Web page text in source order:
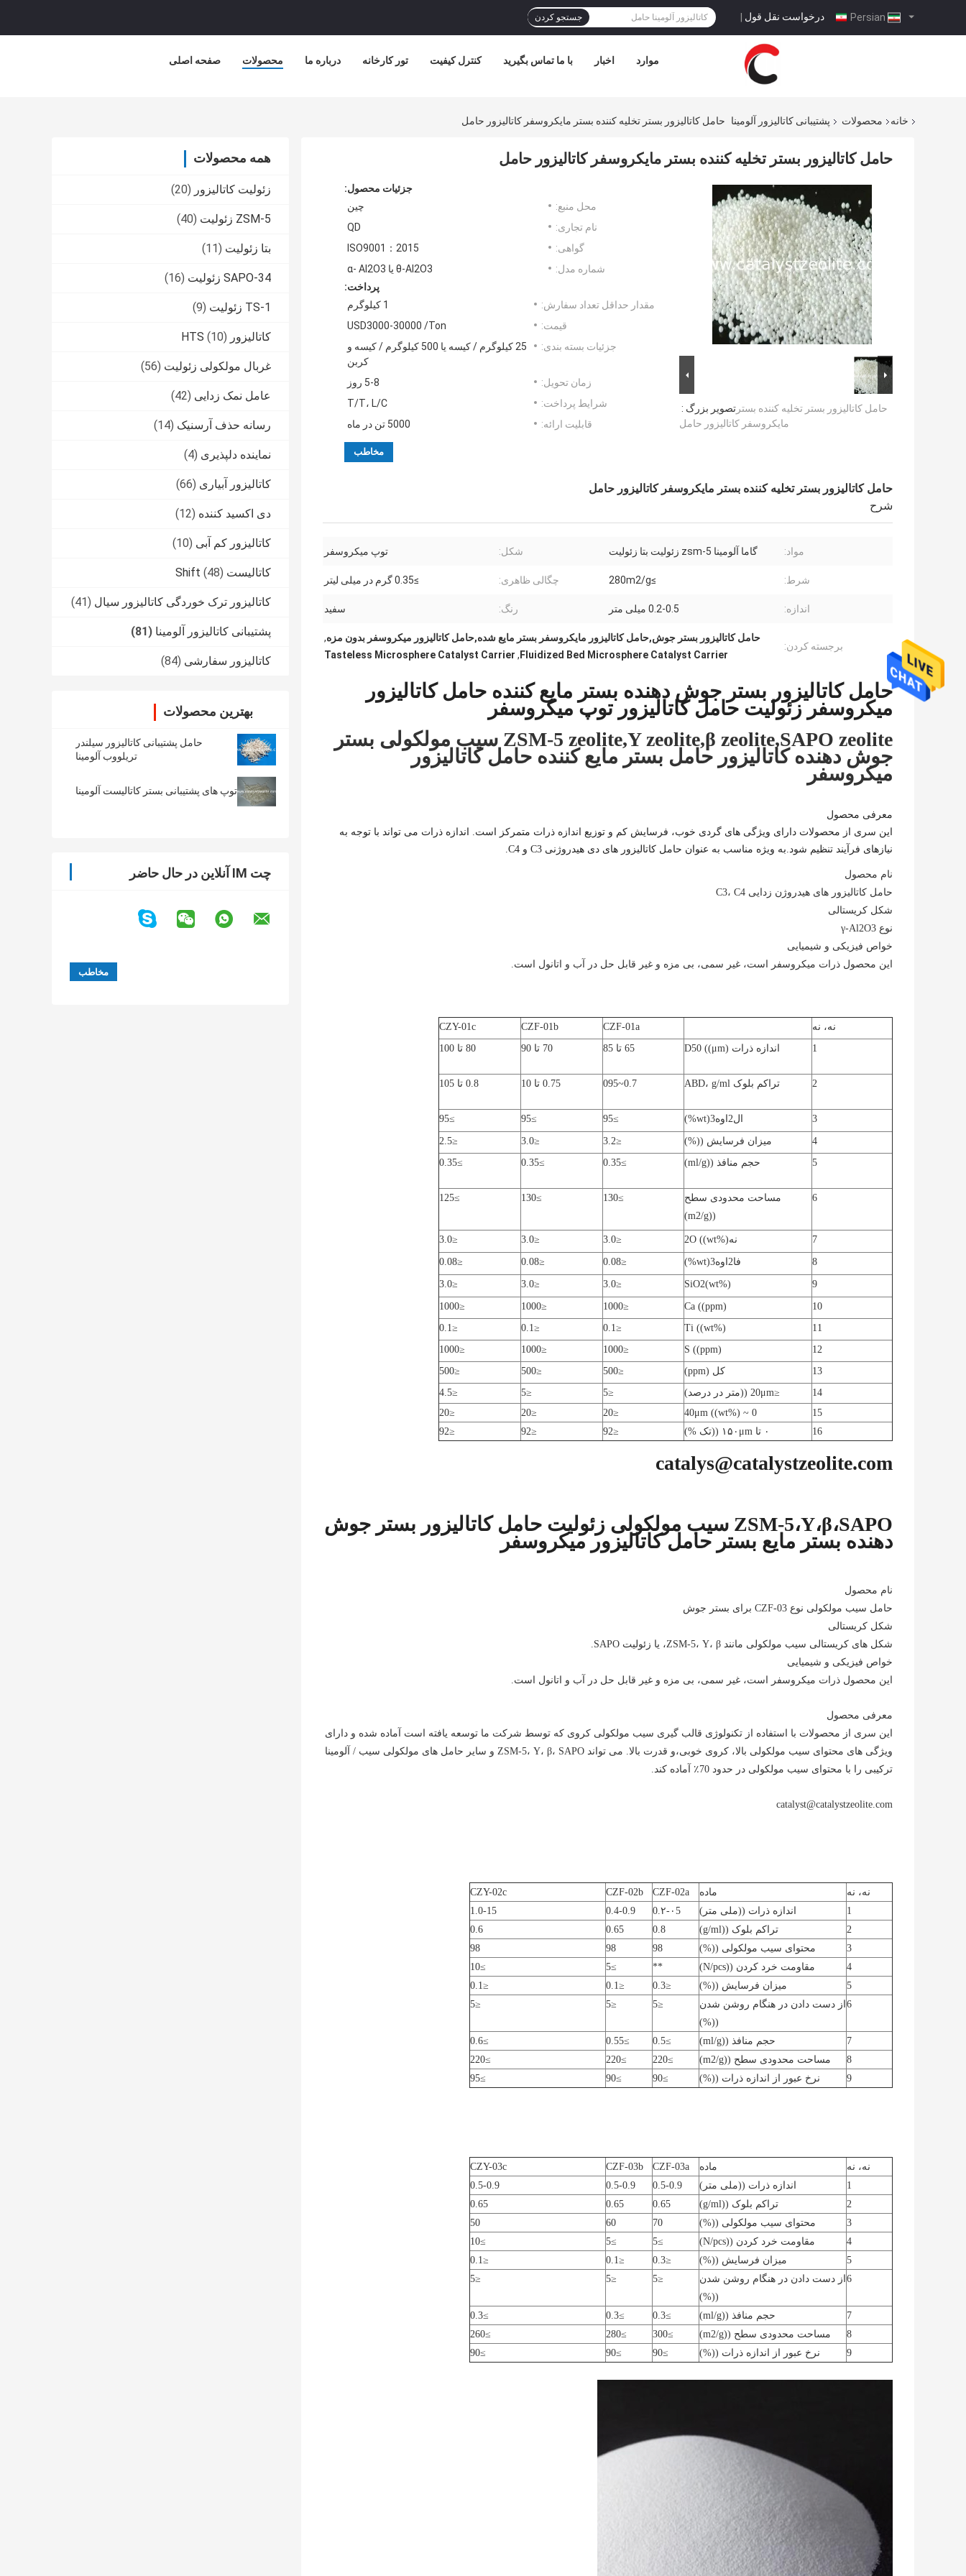
درخواست نقل قول | جستجو کردن
صفحه اصلی محصولات درباره ما تور کارخانه کنترل کیفیت با ما تماس بگیرید اخبار موارد
خانه محصولات پشتیبانی کاتالیزور آلومینا حامل کاتالیزور بستر تخلیه کننده بستر مایکروسفر کاتالیزور حامل
همه محصولات
زئولیت کاتالیزور (20)
ZSM-5 زئولیت (40)
بتا زئولیت (11)
SAPO-34 زئولیت (16)
TS-1 زئولیت (9)
کاتالیزور HTS (10)
غربال مولکولی زئولیت (56)
عامل نمک زدایی (42)
رسانه حذف آرسنیک (14)
نماینده دلپذیری (4)
کاتالیزور آبیاری (66)
دی اکسید کننده (12)
کاتالیزور کم آبی (10)
کاتالیست Shift (48)
کاتالیزور ترک خوردگی کاتالیزور سیال (41)
پشتیبانی کاتالیزور آلومینا (81)
کاتالیزور سفارشی (84)
بهترین محصولات
حامل پشتیبانی کاتالیزور سیلندر
تریلووب آلومینا
توپ های پشتیبانی بستر کاتالیست آلومینا
چت IM آنلاین در حال حاضر
حامل کاتالیزور بستر تخلیه کننده بستر مایکروسفر کاتالیزور حامل
تصویر بزرگ : حامل کاتالیزور بستر تخلیه کننده بستر
مایکروسفر کاتالیزور حامل
جزئیات محصول:
محل منبع:
چین
نام تجاری:
QD
گواهی:
ISO9001：2015
شماره مدل:
θ-Al2O3 یا α- Al2O3
پرداخت:
مقدار حداقل تعداد سفارش:
1 کیلوگرم
قیمت:
USD3000-30000 /Ton
جزئیات بسته بندی:
25 کیلوگرم / کیسه یا 500 کیلوگرم / کیسه و
کربن
زمان تحویل:
5-8 روز
شرایط پرداخت:
T/T، L/C
قابلیت ارائه:
5000 تن در ماه
مخاطب
حامل کاتالیزور بستر تخلیه کننده بستر مایکروسفر کاتالیزور حامل
شرح
مواد: گاما آلومینا zsm-5 زئولیت بتا زئولیت شکل: توپ میکروسفر
شرط: ≥280m2/g چگالی ظاهری: ≥0.35 گرم در میلی لیتر
اندازه: 0.2-0.5 میلی متر رنگ: سفید
برجسته کردن:
حامل کاتالیزور بستر جوش,حامل کاتالیزور مایکروسفر بستر مایع شده,حامل کاتالیزور میکروسفر بدون مزه,
Fluidized Bed Microsphere Catalyst Carrier
,
Tasteless Microsphere Catalyst Carrier
حامل کاتالیزور بستر جوش دهنده بستر مایع کننده حامل کاتالیزور
میکروسفر زئولیت حامل کاتالیزور توپ میکروسفر
ZSM-5 zeolite,Y zeolite,β zeolite,SAPO zeolite سیب مولکولی بستر
جوش دهنده کاتالیزور حامل بستر مایع کننده حامل کاتالیزور
میکروسفر
معرفی محصول
این سری از محصولات دارای ویژگی های گردی خوب، فرسایش کم و توزیع اندازه ذرات متمرکز است. اندازه ذرات می تواند با توجه به
نیازهای فرآیند تنظیم شود.به ویژه مناسب به عنوان حامل کاتالیزور های دی هیدروژنی C3 و C4.
نام محصول
حامل کاتالیزور های هیدروژن زدایی C3، C4
شکل کریستالی
نوع γ-Al2O3
خواص فیزیکی و شیمیایی
این محصول ذرات میکروسفر است، غیر سمی، بی مزه و غیر قابل حل در آب و اتانول است.
نه، نه CZF-01a
CZF-01b
CZY-01c
1
اندازه ذرات D50 ((μm) 65 تا 85 70 تا 90 80 تا 100
2 تراکم بلوک ABD، g/ml 0.7~095 0.75 تا 10 0.8 تا 105
3 ال2 اوه3
(wt%)
≥95
≥95
≥95
4 میزان فرسایش ((%) ≤3.2
≤3.0
≤2.5
5
حجم منافذ ((ml/g) ≥0.35
≥0.35
≥0.35
6
مساحت محدودی سطح
((m
2/g)
≥130
≥130
≥125
7 نه 2O ((wt%)
≤3.0
≤3.0
≤3.0
8 فا2 اوه3
(wt%)
≤0.08
≤0.08
≤0.08
9
SiO2(wt%)
≤3.0
≤3.0
≤3.0
10
Ca ((ppm)
≤1000
≤1000
≤1000
11
Ti ((wt%)
≤0.1
≤0.1
≤0.1
12
S ((ppm)
≤1000
≤1000
≤1000
13
کل (ppm) ≤500
≤500
≤500
14
≤20μm ((متر در درصد) ≤5
≤5
≤4.5
15
0 ~ 40μm ((wt%)
≤20
≤20
≤20
16
۰ تا ۱۵۰μm ((تک %) ≤92
≤92
≤92
catalys@catalystzeolite.com
ZSM-5،Y،β،SAPO سیب مولکولی زئولیت حامل کاتالیزور بستر جوش
دهنده بستر مایع بستر حامل کاتالیزور میکروسفر
نام محصول
حامل سیب مولکولی نوع CZF-03 برای بستر جوش
شکل کریستالی
شکل های کریستالی سیب مولکولی مانند ZSM-5، Y، β، یا زئولیت SAPO.
خواص فیزیکی و شیمیایی
این محصول ذرات میکروسفر است، غیر سمی، بی مزه و غیر قابل حل در آب و اتانول است.
معرفی محصول
این سری از محصولات با استفاده از تکنولوژی قالب گیری سیب مولکولی کروی که توسط شرکت ما توسعه یافته است آماده شده و دارای
ویژگی های محتوای سیب مولکولی بالا، کروی خوبی،و قدرت بالا. می تواند ZSM-5، Y، β، SAPO و سایر حامل های مولکولی سیب / آلومینا
ترکیبی را با محتوای سیب مولکولی در حدود 70٪ آماده کند.
catalyst@catalystzeolite.com
نه، نه ماده CZF-02a
CZF-02b
CZY-02c
1
اندازه ذرات ((ملی متر) 0.۲-۰5 0.4-0.9
1.0-15
2
تراکم بلوک ((g/ml) 0.8
0.65
0.6
3
محتوای سیب مولکولی ((%) 98
98
98
4
مقاومت خرد کردن ((N/pcs) **
≥5
≥10
5
میزان فرسایش ((%) ≤0.3
≤0.1
≤0.1
6 از دست دادن در هنگام روشن شدن
((%)
≤5
≤5
≤5
7 حجم منافذ ((ml/g) ≥0.5
≥0.55
≥0.6
8
مساحت محدودی سطح ((m 2/g)
≥220
≥220
≥220
9
نرخ عبور از اندازه ذرات ((%) ≥90
≥90
≥95
نه، نه ماده CZF-03a
CZF-03b
CZY-03c
1
اندازه ذرات ((ملی متر) 0.5-0.9
0.5-0.9
0.5-0.9
2
تراکم بلوک ((g/ml) 0.65
0.65
0.65
3
محتوای سیب مولکولی ((%) 70
60
50
4
مقاومت خرد کردن ((N/pcs) ≥5
≥5
≥10
5
میزان فرسایش ((%) ≤0.3
≤0.1
≤0.1
6 از دست دادن در هنگام روشن شدن
((%)
≤5
≤5
≤5
7 حجم منافذ ((ml/g) ≥0.3
≥0.3
≥0.3
8
مساحت محدودی سطح ((m 2/g)
≥300
≥280
≥260
9
نرخ عبور از اندازه ذرات ((%) ≥90
≥90
≥90